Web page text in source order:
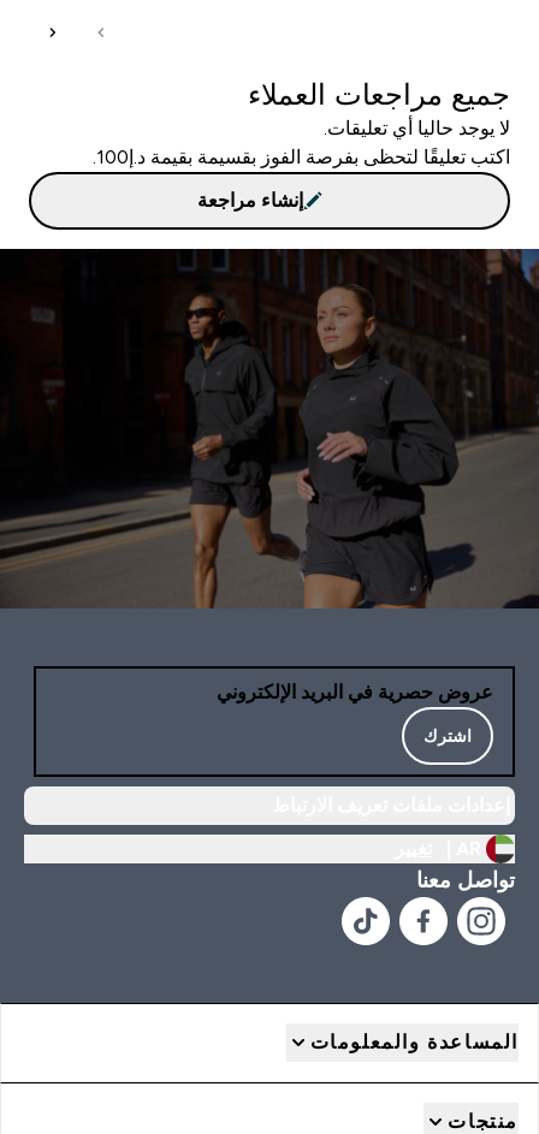
جميع مراجعات العملاء
لا يوجد حاليا أي تعليقات.
اكتب تعليقًا لتحظى بفرصة الفوز بقسيمة بقيمة د.إ100.
إنشاء مراجعة
عروض حصرية في البريد الإلكتروني
اشترك
تواصل معنا
المساعدة والمعلومات
منتجات